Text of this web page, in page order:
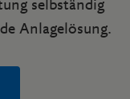
selbständig
Anlagelösung.